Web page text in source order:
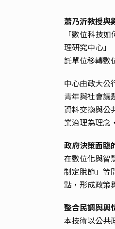
蕭乃沂教授與
「數位科技
理研究中心」
託單位移轉數
中心由政大公
青年與社會議
資料交換與公
業治理為理念
政府決策面臨
在數位化與智
制定脫節」等
點，形成政策
整合民調與輿
本技術以公共